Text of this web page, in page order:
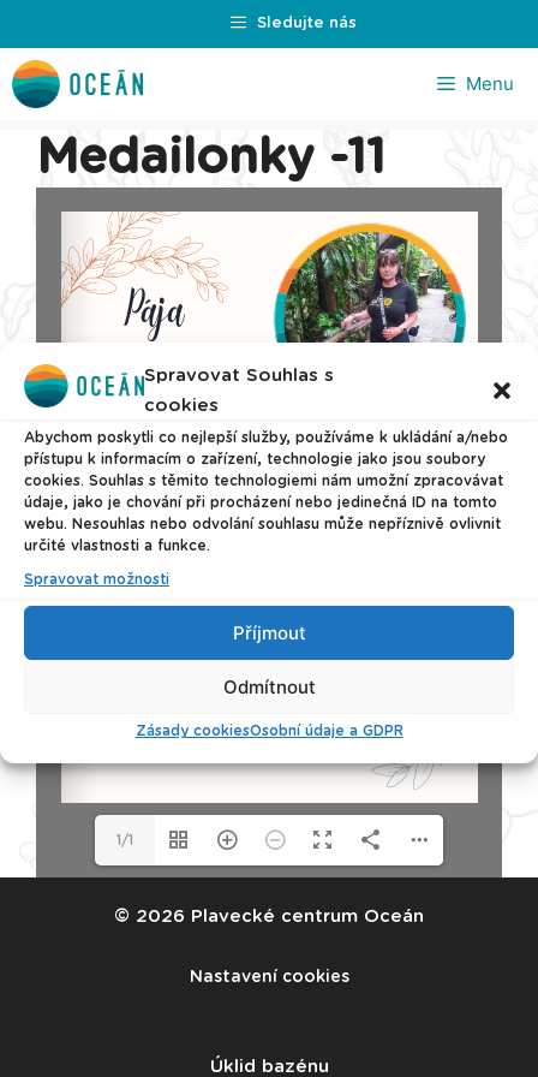
Spravovat Souhlas s
cookies
Abychom poskytli co nejlepší služby, používáme k ukládání a/nebo
přístupu k informacím o zařízení, technologie jako jsou soubory
cookies. Souhlas s těmito technologiemi nám umožní zpracovávat
údaje, jako je chování při procházení nebo jedinečná ID na tomto
webu. Nesouhlas nebo odvolání souhlasu může nepříznivě ovlivnit
určité vlastnosti a funkce.
Spravovat možnosti
Příjmout
Odmítnout
Zásady cookiesOsobní údaje a GDPR
na
obsah
Sledujte nás
Menu
Medailonky -11
1/1
© 2026 Plavecké centrum Oceán
Nastavení cookies
Úklid bazénu